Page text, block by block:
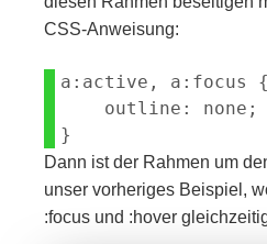
CSS-Anweisung:
a:active, a:focus {
    outline: none;
Dann ist der Rahmen um
unser vorheriges Beispiel,
:focus und :hover